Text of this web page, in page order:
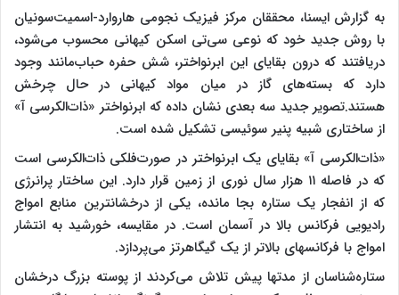
به گزارش ایسنا، محققان مرکز فیزیک نجومی هاروارد-اسمیت‌سونیان
با روش جدید خود که نوعی سی‌تی اسکن کیهانی محسوب می‌شود،
دریافتند که درون بقایای این ابرنواختر، شش حفره حباب‌مانند وجود
دارد که بسته‌های گاز در میان مواد کیهانی در حال چرخش
هستند.تصویر جدید سه بعدی نشان داده که ابرنواختر «ذات‌الکرسی آ»
از ساختاری شبیه پنیر سوئیسی تشکیل شده است.
«ذات‌الکرسی آ» بقایای یک ابرنواختر در صورت‌فلکی ذات‌الکرسی است
که در فاصله ۱۱ هزار سال نوری از زمین قرار دارد. این ساختار پرانرژی
که از انفجار یک ستاره بجا مانده، یکی از درخشانترین منابع امواج
رادیویی فرکانس بالا در آسمان است. در مقایسه، خورشید به انتشار
امواج با فرکانسهای بالاتر از یک گیگاهرتز می‌پردازد.
ستاره‌شناسان از مدتها پیش تلاش می‌کردند از پوسته بزرگ درخشان